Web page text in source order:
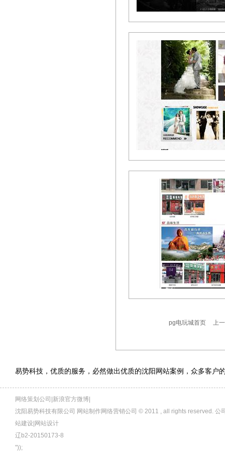
pg电玩城首页 上
易势科技，优质的服务，必然做出优质的沈阳网站案例，众多客户
网络策划公司|新浪官方微博|
沈阳易势科技有限公司 网站制作网络营销公司 © 2011 , all rights reserved.
站建设|网站设计
辽b2-20150173-8
"));